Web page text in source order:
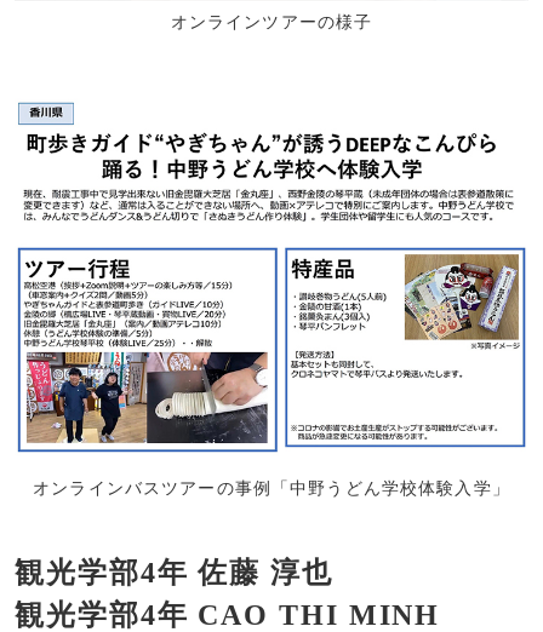
オンラインツアーの様子
オンラインバスツアーの事例「中野うどん学校体験入学」
観光学部4年 佐藤 淳也
観光学部4年 CAO THI MINH